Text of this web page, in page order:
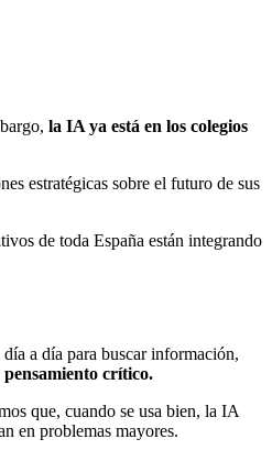
la IA ya está en los colegios
estratégicas sobre el futuro de sus
de toda España están integrando
a día para buscar información,
crítico.
que, cuando se usa bien, la IA
en problemas mayores.